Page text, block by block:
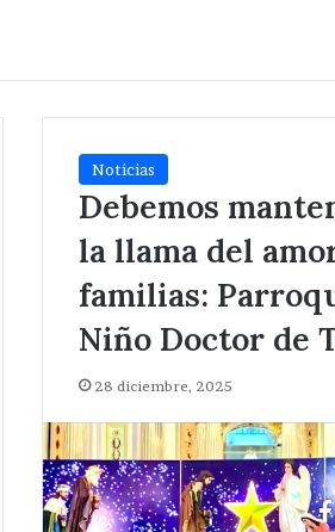
Noticias
Debemos
la llama del
familias:
Niño Doctor de
28 diciembre, 2025